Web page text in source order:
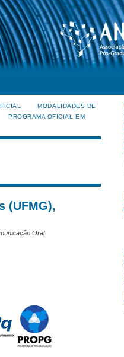
MODALIDADES DE
PROGRAMA OFICIAL EM
(UFMG),
Oral